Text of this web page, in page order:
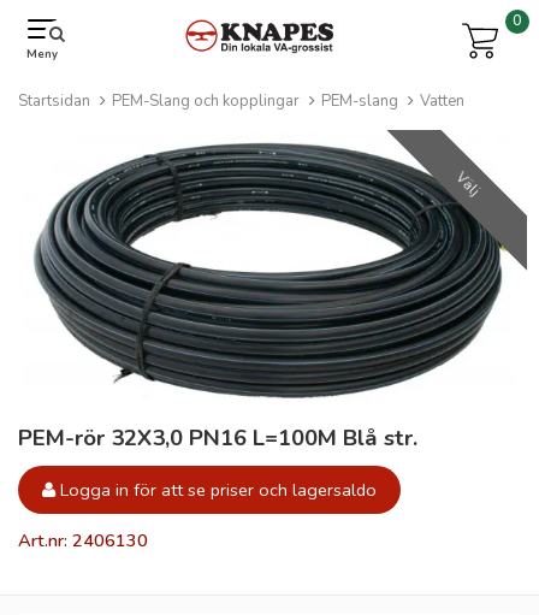
Meny
0
Startsidan PEM-Slang och kopplingar PEM-slang Vatten
Välj
PEM-rör 32X3,0 PN16 L=100M Blå str.
Logga in för att se priser och lagersaldo
Art.nr: 2406130